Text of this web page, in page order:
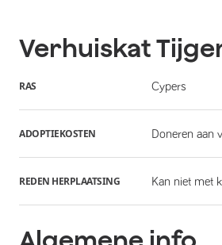
Verhuiskat
RAS Cypers
ADOPTIEKOSTEN Doneren aan
REDEN HERPLAATSING Kan niet met